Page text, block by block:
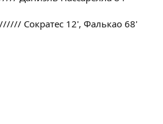
Сократес 12', Фалькао 68'